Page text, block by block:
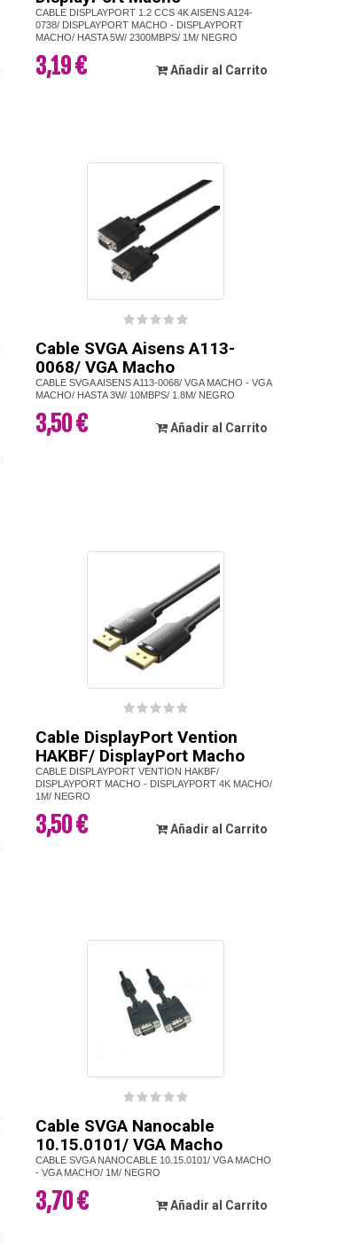
CABLE DISPLAYPORT 1.2 CCS 4K AISENS A124-
0738/ DISPLAYPORT MACHO - DISPLAYPORT
MACHO/ HASTA 5W/ 2300MBPS/ 1M/ NEGRO
3,19 € Añadir al Carrito
Cable SVGA Aisens A113-
0068/ VGA Macho
CABLE SVGA AISENS A113-0068/ VGA MACHO - VGA
MACHO/ HASTA 3W/ 10MBPS/ 1.8M/ NEGRO
3,50 € Añadir al Carrito
Cable DisplayPort Vention
HAKBF/ DisplayPort Macho
CABLE DISPLAYPORT VENTION HAKBF/
DISPLAYPORT MACHO - DISPLAYPORT 4K MACHO/
1M/ NEGRO
3,50 € Añadir al Carrito
Cable SVGA Nanocable
10.15.0101/ VGA Macho
CABLE SVGA NANOCABLE 10.15.0101/ VGA MACHO
- VGA MACHO/ 1M/ NEGRO
3,70 € Añadir al Carrito